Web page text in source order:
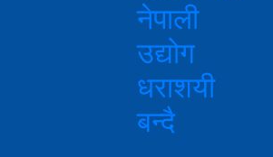
नेपाली
उद्योग
धराशयी
बन्दै